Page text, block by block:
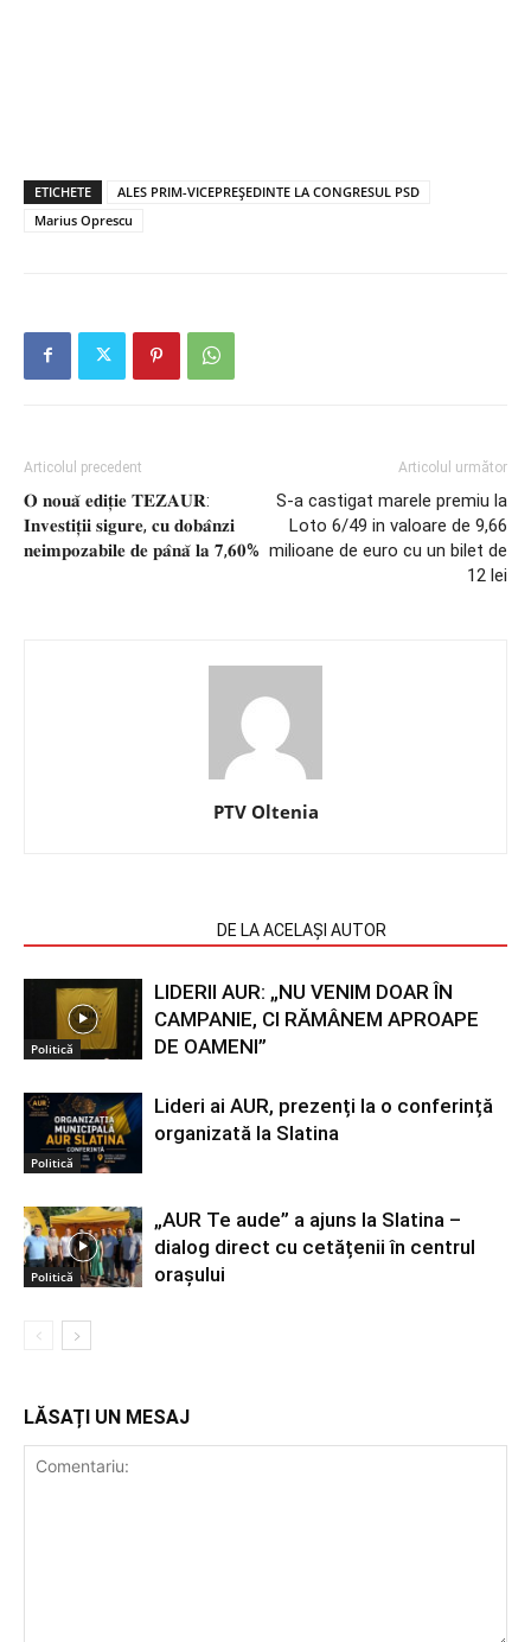
ETICHETE
ALES PRIM-VICEPREȘEDINTE LA CONGRESUL PSD
Marius Oprescu
Articolul precedent
𝐎 𝐧𝐨𝐮𝐚̆ 𝐞𝐝𝐢𝐭̦𝐢𝐞 𝐓𝐄𝐙𝐀𝐔𝐑:
𝐈𝐧𝐯𝐞𝐬𝐭𝐢𝐭̦𝐢𝐢 𝐬𝐢𝐠𝐮𝐫𝐞, 𝐜𝐮 𝐝𝐨𝐛𝐚̂𝐧𝐳𝐢
𝐧𝐞𝐢𝐦𝐩𝐨𝐳𝐚𝐛𝐢𝐥𝐞 𝐝𝐞 𝐩𝐚̂𝐧𝐚̆ 𝐥𝐚 𝟕,𝟔𝟎%
Articolul următor
S-a castigat marele premiu la
Loto 6/49 in valoare de 9,66
milioane de euro cu un bilet de
12 lei
PTV Oltenia
DE LA ACELAȘI AUTOR
Politică
LIDERII AUR: „NU VENIM DOAR ÎN
CAMPANIE, CI RĂMÂNEM APROAPE
DE OAMENI”
Politică
Lideri ai AUR, prezenți la o conferință
organizată la Slatina
Politică
„AUR Te aude” a ajuns la Slatina –
dialog direct cu cetățenii în centrul
orașului
LĂSAȚI UN MESAJ